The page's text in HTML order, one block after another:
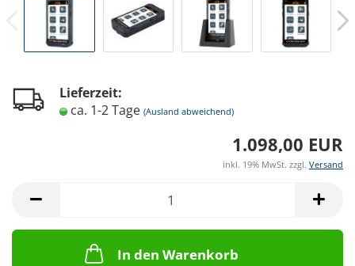
Lieferzeit:
ca. 1-2 Tage (Ausland abweichend)
1.098,00 EUR
inkl. 19% MwSt. zzgl. Versand
In den Warenkorb